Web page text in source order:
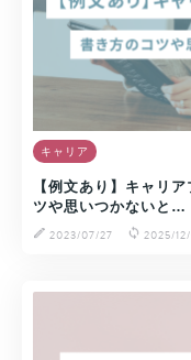
キャリア
【例文あり】キャリ
ツや思いつかないと…
2023/07/27
2025/12/